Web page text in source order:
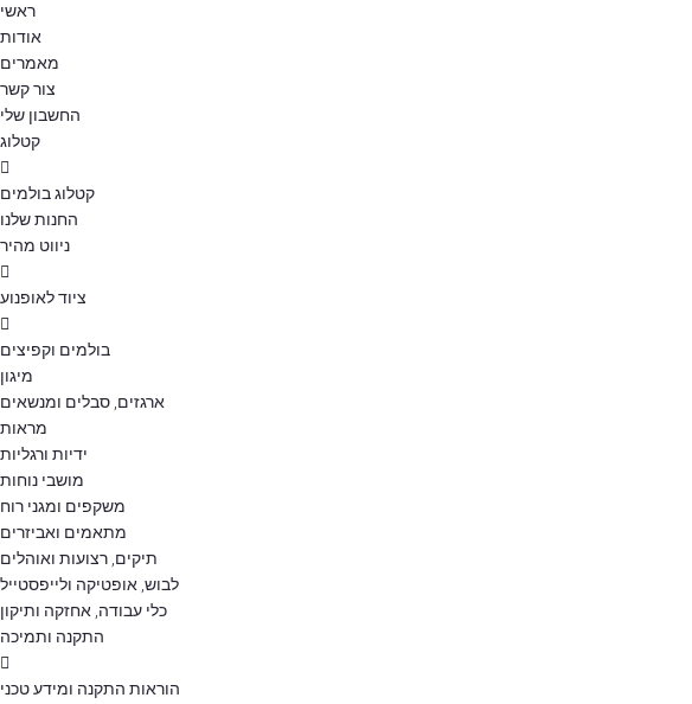
ראשי
אודות
מאמרים
צור קשר
החשבון שלי
קטלוג
קטלוג בולמים
החנות שלנו
ניווט מהיר
ציוד לאופנוע
בולמים וקפיצים
מיגון
ארגזים, סבלים ומנשאים
מראות
ידיות ורגליות
מושבי נוחות
משקפים ומגני רוח
מתאמים ואביזרים
תיקים, רצועות ואוהלים
לבוש, אופטיקה ולייפסטייל
כלי עבודה, אחזקה ותיקון
התקנה ותמיכה
הוראות התקנה ומידע טכני